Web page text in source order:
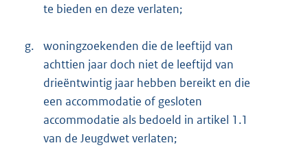
te bieden en deze verlaten;
g.
woningzoekenden die de leeftijd van
achttien jaar doch niet de leeftijd van
drieëntwintig jaar hebben bereikt en die
een accommodatie of gesloten
accommodatie als bedoeld in artikel 1.1
van de Jeugdwet verlaten;